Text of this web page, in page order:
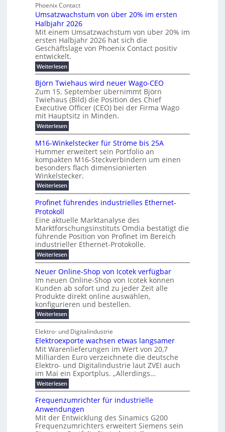
b
r
a
u
c
h
t
m
e
h
r
T
e
m
p
o
u
n
d
w
e
n
i
e
r
B
ü
r
o
k
r
a
t
i
e
u
b
f
ü
r
m
o
d
e
r
n
e
E
e
r
g
i
l
ö
u
n
g
e
n
e
N
H
-
S
i
c
h
e
r
u
n
g
s
l
a
s
t
s
c
h
a
t
l
e
s
t
e
n
e
i
l
i
g
u
n
g
b
e
m
2
0
2
6
E
u
r
o
p
e
E
h
e
r
c
a
t
P
l
u
F
e
s
t
h
r
f
a
c
h
d
u
r
c
f
ü
h
r
u
n
g
e
n
f
ü
r
e
ff
i
z
i
e
t
e
r
e
s
K
a
b
e
l
m
a
n
g
m
e
n
t
Phoenix Contact
Umsatzwachstum von über 20% im ersten
Halbjahr 2026
Mit einem Umsatzwachstum von über 20% im
ersten Halbjahr 2026 hat sich die
Geschäftslage von Phoenix Contact positiv
entwickelt.
Weiterlesen:
U
m
s
a
z
w
a
c
h
s
t
u
m
v
o
n
ü
b
e
2
0
%
i
m
e
r
s
e
n
H
a
l
b
a
h
r
2
0
2
6
Björn Twiehaus wird neuer Wago-CEO
Zum 15. September übernimmt Björn
Twiehaus (Bild) die Position des Chief
Executive Officer (CEO) bei der Firma Wago
mit Hauptsitz in Minden.
Weiterlesen:
B
ö
r
n
T
w
i
e
h
a
s
w
i
r
d
e
e
W
a
g
o
-
C
E
M16-Winkelstecker für Ströme bis 25A
Hummer erweitert sein Portfolio an
kompakten M16-Steckverbindern um einen
besonders flach dimensionierten
Winkelstecker.
Weiterlesen:
M
1
6
W
i
n
k
e
l
s
t
e
c
k
e
r
ü
S
t
r
ö
m
e
b
i
s
5
A
Profinet führendes industrielles Ethernet-
Protokoll
Eine aktuelle Marktanalyse des
Marktforschungsinstituts Omdia bestätigt die
führende Position von Profinet im Bereich
industrieller Ethernet-Protokolle.
Weiterlesen:
P
r
o
i
n
e
t
f
ü
h
r
e
n
d
e
s
i
n
u
s
t
r
i
Neuer Online-Shop von Icotek verfügbar
Im neuen Online-Shop von Icotek können
Kunden ab sofort und zu jeder Zeit alle
Produkte direkt online auswählen,
konfigurieren und bestellen.
Weiterlesen:
N
e
u
e
r
O
n
l
i
n
e
-
S
h
o
p
Elektro- und Digitalindustrie
Elektroexporte wachsen etwas langsamer
Mit Warenlieferungen im Wert von 20,7
Milliarden Euro verzeichnete die deutsche
Elektro- und Digitalindustrie laut ZVEI auch
im Mai ein Exportplus. „Allerdings…
Weiterlesen:
E
e
k
t
r
Frequenzumrichter für industrielle
Anwendungen
Mit der Entwicklung des Sinamics G200
Frequenzumrichters erweitert Siemens sein